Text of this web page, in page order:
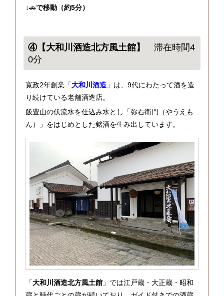
↓🚗で移動（約5分）
④【大和川酒造北方風土館】
滞在時間4
0分
寛政2年創業「大和川酒造」 は、9代にわたって酒を造
り続けている老舗酒造店。
飯豊山の伏流水を仕込み水とし「弥右衛門（やうえも
ん）」をはじめとした銘酒を生み出しています。
「大和川酒造北方風土館」では江戸蔵・大正蔵・昭和